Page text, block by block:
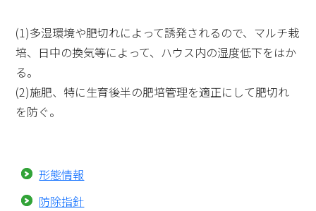
(1)多湿環境や肥切れによって誘発されるので、マルチ栽
培、日中の換気等によって、ハウス内の湿度低下をはか
る。
(2)施肥、特に生育後半の肥培管理を適正にして肥切れ
を防ぐ。
形態情報
防除指針